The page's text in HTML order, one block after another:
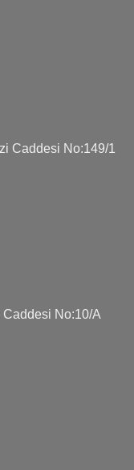
Caddesi No:149/1
No:10/A